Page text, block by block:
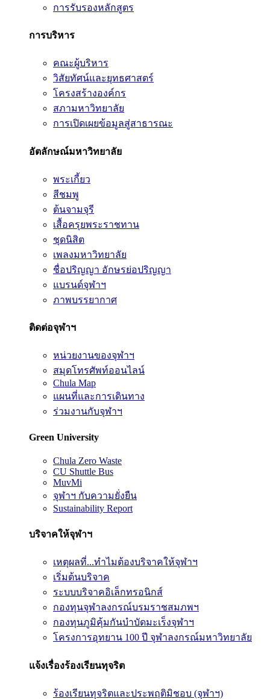
การรับรองหลักสูตร
การบริหาร
คณะผู้บริหาร
วิสัยทัศน์และยุทธศาสตร์
โครงสร้างองค์กร
สภามหาวิทยาลัย
การเปิดเผยข้อมูลสู่สาธารณะ
อัตลักษณ์มหาวิทยาลัย
พระเกี้ยว
สีชมพู
ต้นจามจุรี
เสื้อครุยพระราชทาน
ชุดนิสิต
เพลงมหาวิทยาลัย
ชื่อปริญญา อักษรย่อปริญญา
แบรนด์จุฬาฯ
ภาพบรรยากาศ
ติดต่อจุฬาฯ
หน่วยงานของจุฬาฯ
สมุดโทรศัพท์ออนไลน์
Chula Map
แผนที่และการเดินทาง
ร่วมงานกับจุฬาฯ
Green University
Chula Zero Waste
CU Shuttle Bus
MuvMi
จุฬาฯ กับความยั่งยืน
Sustainability Report
บริจาคให้จุฬาฯ
เหตุผลที่...ทำไมต้องบริจาคให้จุฬาฯ
เริ่มต้นบริจาค
ระบบบริจาคอิเล็กทรอนิกส์
กองทุนจุฬาลงกรณ์บรมราชสมภพฯ
กองทุนภูมิคุ้มกันบำบัดมะเร็งจุฬาฯ
โครงการอุทยาน 100 ปี จุฬาลงกรณ์มหาวิทยาลัย
แจ้งเรื่องร้องเรียนทุจริต
ร้องเรียนทุจริตและประพฤติมิชอบ (จุฬาฯ)